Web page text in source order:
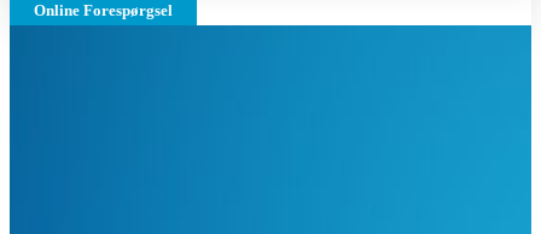
Online Forespørgsel